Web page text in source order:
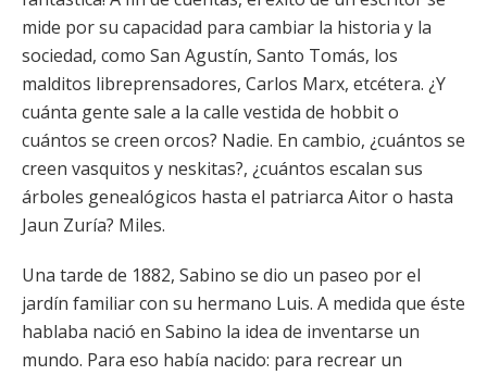
mide por su capacidad para cambiar la historia y la
sociedad, como San Agustín, Santo Tomás, los
malditos libreprensadores, Carlos Marx, etcétera. ¿Y
cuánta gente sale a la calle vestida de hobbit o
cuántos se creen orcos? Nadie. En cambio, ¿cuántos se
creen vasquitos y neskitas?, ¿cuántos escalan sus
árboles genealógicos hasta el patriarca Aitor o hasta
Jaun Zuría? Miles.
Una tarde de 1882, Sabino se dio un paseo por el
jardín familiar con su hermano Luis. A medida que éste
hablaba nació en Sabino la idea de inventarse un
mundo. Para eso había nacido: para recrear un